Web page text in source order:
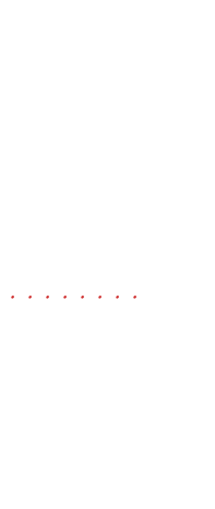
・・・・・・・